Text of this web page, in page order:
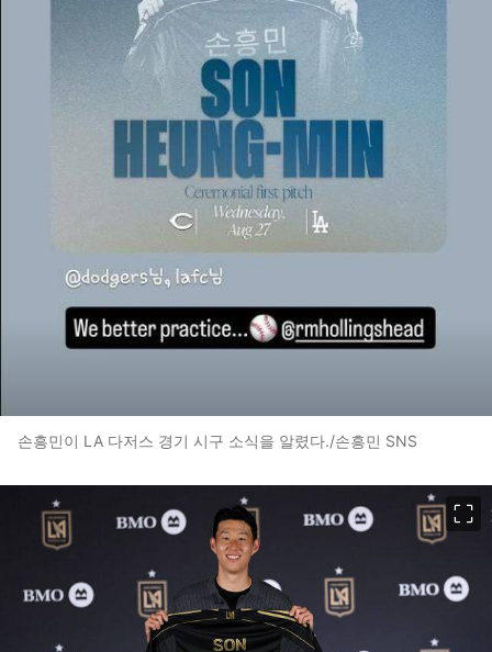
손흥민이 LA 다저스 경기 시구 소식을 알렸다./손흥민 SNS